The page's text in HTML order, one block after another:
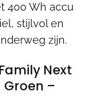
400 Wh accu
stijlvol en
zijn.
Next
–